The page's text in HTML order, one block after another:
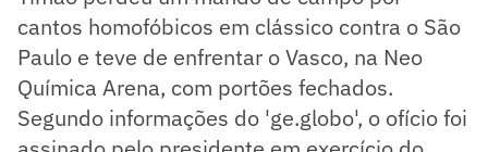
cantos homofóbicos em clássico contra o São
Paulo e teve de enfrentar o Vasco, na Neo
Química Arena, com portões fechados.
Segundo informações do 'ge.globo', o ofício foi